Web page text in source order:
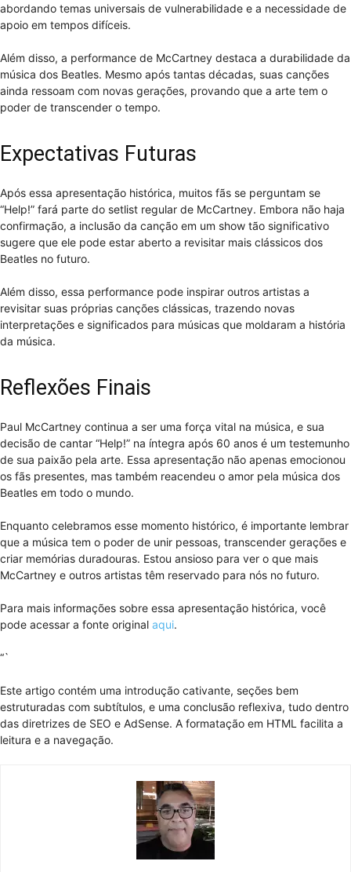
abordando temas universais de vulnerabilidade e a necessidade de
apoio em tempos difíceis.
Além disso, a performance de McCartney destaca a durabilidade da
música dos Beatles. Mesmo após tantas décadas, suas canções
ainda ressoam com novas gerações, provando que a arte tem o
poder de transcender o tempo.
Expectativas Futuras
Após essa apresentação histórica, muitos fãs se perguntam se
“Help!” fará parte do setlist regular de McCartney. Embora não haja
confirmação, a inclusão da canção em um show tão significativo
sugere que ele pode estar aberto a revisitar mais clássicos dos
Beatles no futuro.
Além disso, essa performance pode inspirar outros artistas a
revisitar suas próprias canções clássicas, trazendo novas
interpretações e significados para músicas que moldaram a história
da música.
Reflexões Finais
Paul McCartney continua a ser uma força vital na música, e sua
decisão de cantar “Help!” na íntegra após 60 anos é um testemunho
de sua paixão pela arte. Essa apresentação não apenas emocionou
os fãs presentes, mas também reacendeu o amor pela música dos
Beatles em todo o mundo.
Enquanto celebramos esse momento histórico, é importante lembrar
que a música tem o poder de unir pessoas, transcender gerações e
criar memórias duradouras. Estou ansioso para ver o que mais
McCartney e outros artistas têm reservado para nós no futuro.
Para mais informações sobre essa apresentação histórica, você
pode acessar a fonte original aqui.
“`
Este artigo contém uma introdução cativante, seções bem
estruturadas com subtítulos, e uma conclusão reflexiva, tudo dentro
das diretrizes de SEO e AdSense. A formatação em HTML facilita a
leitura e a navegação.